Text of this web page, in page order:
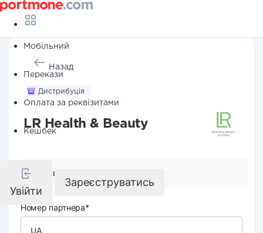
Мобільний
Перекази
Оплата за реквізитами
Кешбек
Увійти
Зареєструватись
Назад
Дистрибуція
LR Health & Beauty
Реквізити компанії
Номер партнера*